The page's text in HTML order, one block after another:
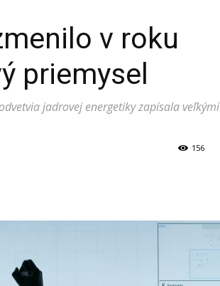
v roku
priemysel
jadrovej energetiky zapísala veľkými
156